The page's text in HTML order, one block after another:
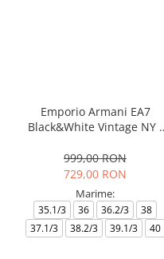
Emporio Armani EA7
Black&White Vintage NY -
999,00 RON
729,00 RON
Marime:
35.1/3 36 36.2/3
38
37.1/3
38.2/3 39.1/3 40